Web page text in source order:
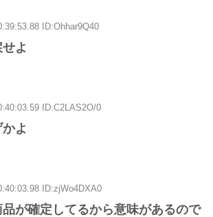
ID:Ohhar9Q40
よ
ID:C2LAS2O/0
よ
ID:zjWo4DXA0
が確定してるから意味があるので